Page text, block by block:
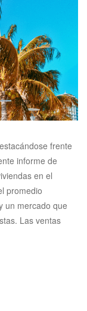
frente
informe de
en el
promedio
un mercado que
Las ventas